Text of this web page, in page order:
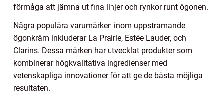
förmåga att jämna ut fina linjer och rynkor runt ögonen.
Några populära varumärken inom uppstramande
ögonkräm inkluderar La Prairie, Estée Lauder, och
Clarins. Dessa märken har utvecklat produkter som
kombinerar högkvalitativa ingredienser med
vetenskapliga innovationer för att ge de bästa möjliga
resultaten.